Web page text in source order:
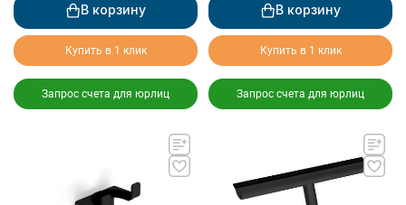
В корзину
Купить в 1 клик
Запрос счета для юрлиц
В корзину
Купить в 1 клик
Запрос счета для юрлиц